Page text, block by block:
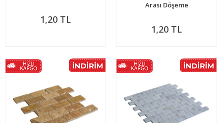
1,20 TL
Arası Döşeme
1,20 TL